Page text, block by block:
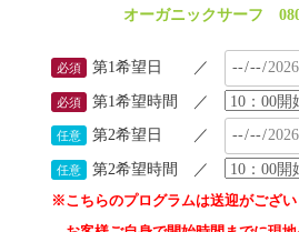
オーガニックサーフ
必須 第1希望日 ／
必須 第1希望時間 ／
任意 第2希望日 ／
任意
第2希望時間 ／
※こちらのプログラムは送迎がござい